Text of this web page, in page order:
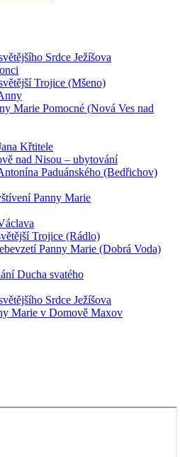
Srdce Ježíšova
Trojice (Mšeno)
Marie Pomocné (Nová Ves nad
Křtitele
nad Nisou – ubytování
Paduánského (Bedřichov)
Panny Marie
Trojice (Rádlo)
Panny Marie (Dobrá Voda)
Ducha svatého
Srdce Ježíšova
Marie v Domově Maxov